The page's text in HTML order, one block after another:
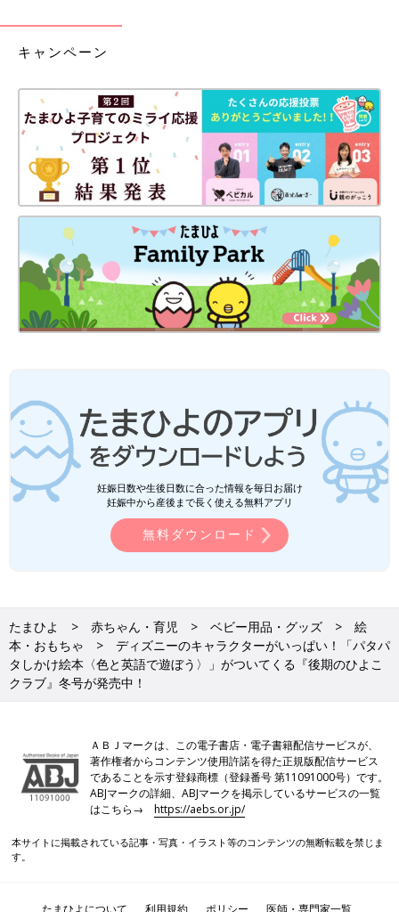
キャンペーン
妊娠日数や生後日数に合った情報を毎日お届け
妊娠中から産後まで長く使える無料アプリ
無料ダウンロード
たまひよ 赤ちゃん・育児 ベビー用品・グッズ
絵
本・おもちゃ
ディズニーのキャラクターがいっぱい！「パタパ
タしかけ絵本〈色と英語で遊ぼう〉」がついてくる『後期のひよこ
クラブ』冬号が発売中！
ＡＢＪマークは、この電子書店・電子書籍配信サービスが、
著作権者からコンテンツ使用許諾を得た正規版配信サービス
であることを示す登録商標（登録番号 第11091000号）です。
ABJマークの詳細、ABJマークを掲示しているサービスの一覧
はこちら→https://aebs.or.jp/
本サイトに掲載されている記事・写真・イラスト等のコンテンツの無断転載を禁じま
す。
たまひよについて 利用規約 ポリシー 医師・専門家一覧